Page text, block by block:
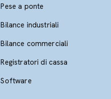
Pese a ponte
Bilance industriali
Bilance commerciali
Registratori di cassa
Software